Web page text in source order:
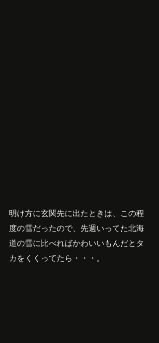
明け方に玄関先に出たときは、この程
度の雪だったので、先週いってた北海
道の雪に比べればかわいいもんだとタ
カをくくってたら・・・。